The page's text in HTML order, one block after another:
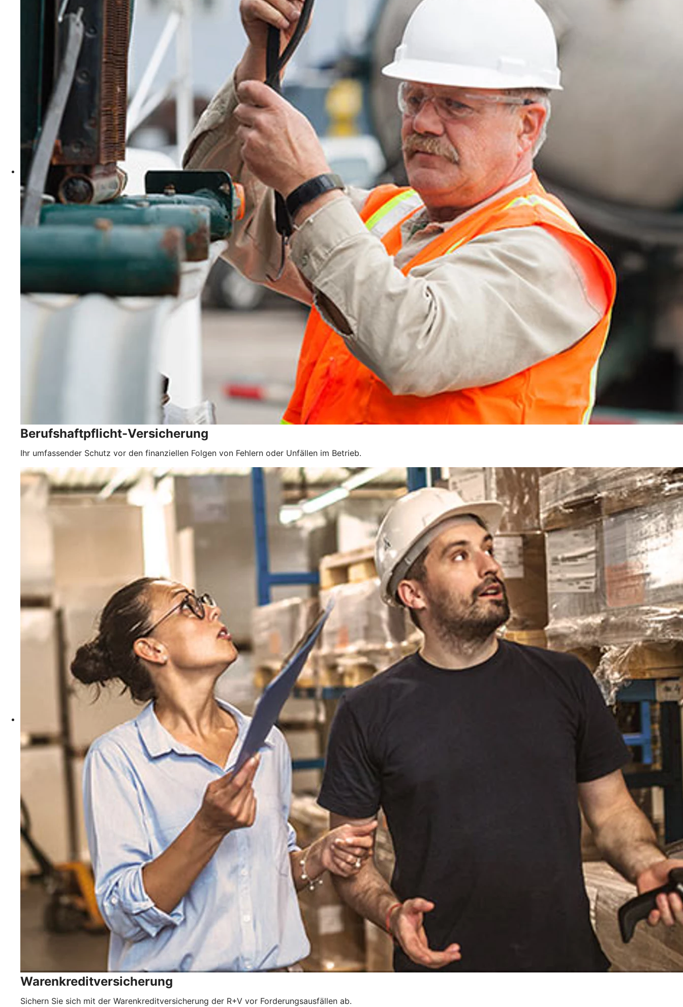
Berufshaftpflicht-Versicherung
Ihr umfassender Schutz vor den finanziellen Folgen von Fehlern oder Unfällen im Betrieb.
Warenkreditversicherung
Sichern Sie sich mit der Warenkreditversicherung der R+V vor Forderungsausfällen ab.